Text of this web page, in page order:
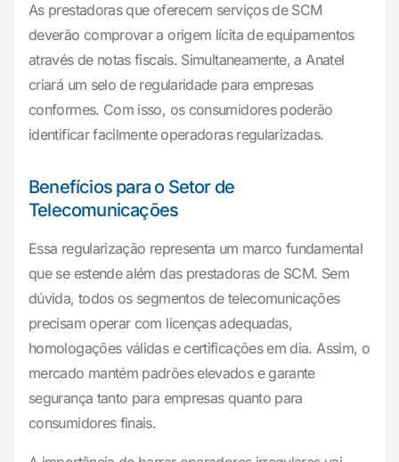
As prestadoras que oferecem serviços de SCM
deverão comprovar a origem lícita de equipamentos
através de notas fiscais. Simultaneamente, a Anatel
criará um selo de regularidade para empresas
conformes. Com isso, os consumidores poderão
identificar facilmente operadoras regularizadas.
Benefícios para o Setor de
Telecomunicações
Essa regularização representa um marco fundamental
que se estende além das prestadoras de SCM. Sem
dúvida, todos os segmentos de telecomunicações
precisam operar com licenças adequadas,
homologações válidas e certificações em dia. Assim, o
mercado mantém padrões elevados e garante
segurança tanto para empresas quanto para
consumidores finais.